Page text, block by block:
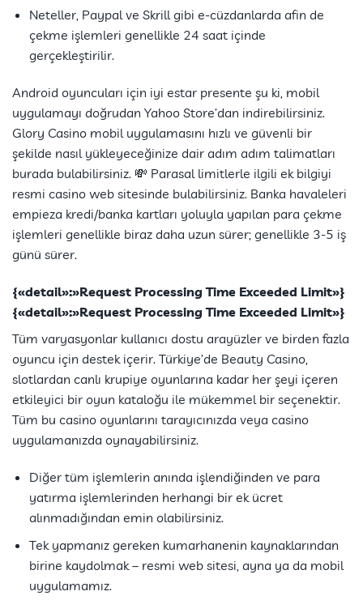
Neteller, Paypal ve Skrill gibi e-cüzdanlarda afin de
çekme işlemleri genellikle 24 saat içinde
gerçekleştirilir.
Android oyuncuları için iyi estar presente şu ki, mobil
uygulamayı doğrudan Yahoo Store’dan indirebilirsiniz.
Glory Casino mobil uygulamasını hızlı ve güvenli bir
şekilde nasıl yükleyeceğinize dair adım adım talimatları
burada bulabilirsiniz. 💸 Parasal limitlerle ilgili ek bilgiyi
resmi casino web sitesinde bulabilirsiniz. Banka havaleleri
empieza kredi/banka kartları yoluyla yapılan para çekme
işlemleri genellikle biraz daha uzun sürer; genellikle 3-5 iş
günü sürer.
{«detail»:»Request Processing Time Exceeded Limit»}
{«detail»:»Request Processing Time Exceeded Limit»}
Tüm varyasyonlar kullanıcı dostu arayüzler ve birden fazla
oyuncu için destek içerir. Türkiye’de Beauty Casino,
slotlardan canlı krupiye oyunlarına kadar her şeyi içeren
etkileyici bir oyun kataloğu ile mükemmel bir seçenektir.
Tüm bu casino oyunlarını tarayıcınızda veya casino
uygulamanızda oynayabilirsiniz.
Diğer tüm işlemlerin anında işlendiğinden ve para
yatırma işlemlerinden herhangi bir ek ücret
alınmadığından emin olabilirsiniz.
Tek yapmanız gereken kumarhanenin kaynaklarından
birine kaydolmak – resmi web sitesi, ayna ya da mobil
uygulamamız.